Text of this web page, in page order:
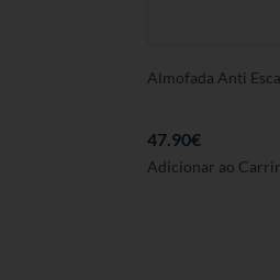
Almofada Anti
47.90€
Adicionar ao